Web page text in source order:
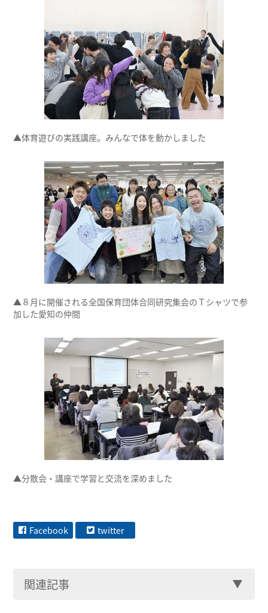
▲体育遊びの実践講座。みんなで体を動かしました
▲８月に開催される全国保育団体合同研究集会のＴシャツで参
加した愛知の仲間
▲分散会・講座で学習と交流を深めました
Facebook twitter
関連記事